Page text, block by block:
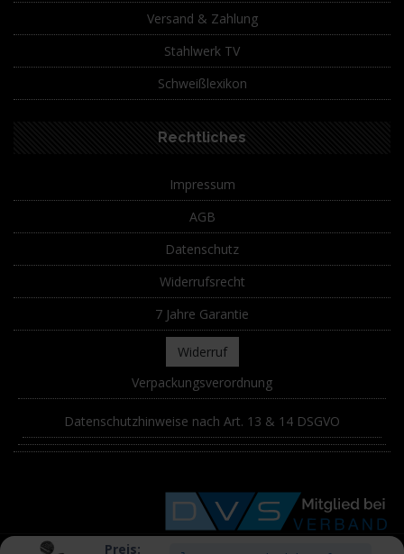
Preis:
Versand & Zahlung
Stahlwerk TV
Schweißlexikon
Rechtliches
Impressum
AGB
Datenschutz
Widerrufsrecht
7 Jahre Garantie
Widerruf
Verpackungsverordnung
Datenschutzhinweise nach Art. 13 & 14 DSGVO